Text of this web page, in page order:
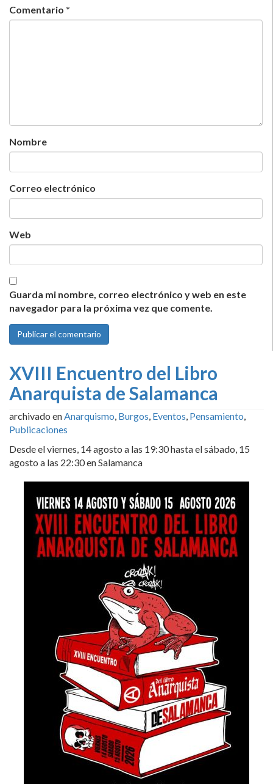
Comentario *
Nombre
Correo electrónico
Web
Guarda mi nombre, correo electrónico y web en este
navegador para la próxima vez que comente.
XVIII Encuentro del Libro
Anarquista de Salamanca
archivado enAnarquismo, Burgos, Eventos, Pensamiento,
Publicaciones
Desde el viernes, 14 agosto a las 19:30 hasta el sábado, 15
agosto a las 22:30 en Salamanca